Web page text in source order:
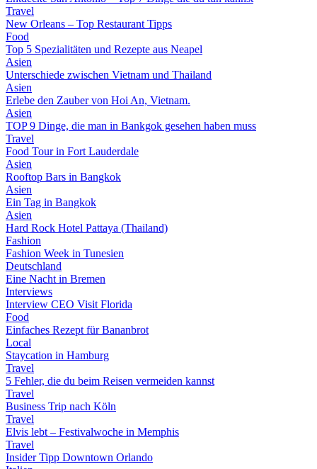
Travel
New Orleans – Top Restaurant Tipps
Food
Top 5 Spezialitäten und Rezepte aus Neapel
Asien
Unterschiede zwischen Vietnam und Thailand
Asien
Erlebe den Zauber von Hoi An, Vietnam.
Asien
TOP 9 Dinge, die man in Bankgok gesehen haben muss
Travel
Food Tour in Fort Lauderdale
Asien
Rooftop Bars in Bangkok
Asien
Ein Tag in Bangkok
Asien
Hard Rock Hotel Pattaya (Thailand)
Fashion
Fashion Week in Tunesien
Deutschland
Eine Nacht in Bremen
Interviews
Interview CEO Visit Florida
Food
Einfaches Rezept für Bananbrot
Local
Staycation in Hamburg
Travel
5 Fehler, die du beim Reisen vermeiden kannst
Travel
Business Trip nach Köln
Travel
Elvis lebt – Festivalwoche in Memphis
Travel
Insider Tipp Downtown Orlando